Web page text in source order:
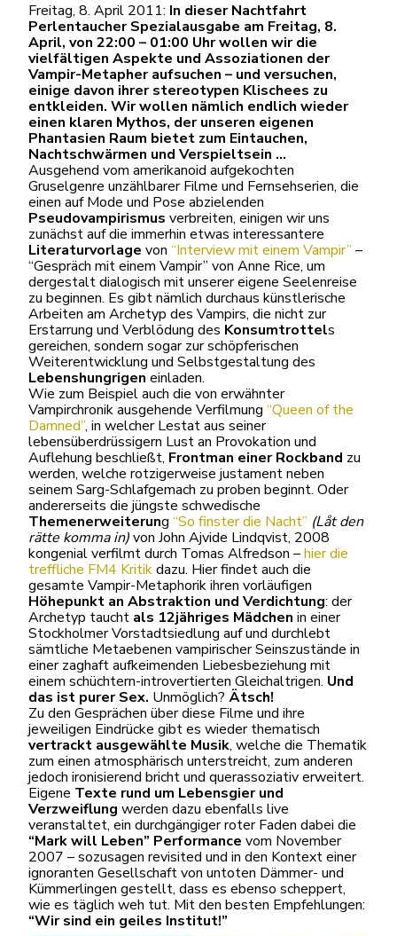
Freitag, 8. April 2011: In dieser Nachtfahrt
Perlentaucher Spezialausgabe am Freitag, 8.
April, von 22:00 – 01:00 Uhr wollen wir die
vielfältigen Aspekte und Assoziationen der
Vampir-Metapher aufsuchen – und versuchen,
einige davon ihrer stereotypen Klischees zu
entkleiden. Wir wollen nämlich endlich wieder
einen klaren Mythos, der unseren eigenen
Phantasien Raum bietet zum Eintauchen,
Nachtschwärmen und Verspieltsein …
Ausgehend vom amerikanoid aufgekochten
Gruselgenre unzählbarer Filme und Fernsehserien, die
einen auf Mode und Pose abzielenden
Pseudovampirismus verbreiten, einigen wir uns
zunächst auf die immerhin etwas interessantere
Literaturvorlage von “Interview mit einem Vampir” –
“Gespräch mit einem Vampir” von Anne Rice, um
dergestalt dialogisch mit unserer eigene Seelenreise
zu beginnen. Es gibt nämlich durchaus künstlerische
Arbeiten am Archetyp des Vampirs, die nicht zur
Erstarrung und Verblödung des Konsumtrottels
gereichen, sondern sogar zur schöpferischen
Weiterentwicklung und Selbstgestaltung des
Lebenshungrigen einladen.
Wie zum Beispiel auch die von erwähnter
Vampirchronik ausgehende Verfilmung “Queen of the
Damned”, in welcher Lestat aus seiner
lebensüberdrüssigern Lust an Provokation und
Auflehung beschließt, Frontman einer Rockband zu
werden, welche rotzigerweise justament neben
seinem Sarg-Schlafgemach zu proben beginnt. Oder
andererseits die jüngste schwedische
Themenerweiterung “So finster die Nacht” (Låt den
rätte komma in)von John Ajvide Lindqvist, 2008
kongenial verfilmt durch Tomas Alfredson –hier die
treffliche FM4 Kritikdazu. Hier findet auch die
gesamte Vampir-Metaphorik ihren vorläufigen
Höhepunkt an Abstraktion und Verdichtung: der
Archetyp taucht als 12jähriges Mädchen in einer
Stockholmer Vorstadtsiedlung auf und durchlebt
sämtliche Metaebenen vampirischer Seinszustände in
einer zaghaft aufkeimenden Liebesbeziehung mit
einem schüchtern-introvertierten Gleichaltrigen. Und
das ist purer Sex. Unmöglich? Ätsch!
Zu den Gesprächen über diese Filme und ihre
jeweiligen Eindrücke gibt es wieder thematisch
vertrackt ausgewählte Musik, welche die Thematik
zum einen atmosphärisch unterstreicht, zum anderen
jedoch ironisierend bricht und querassoziativ erweitert.
Eigene Texte rund um Lebensgier und
Verzweiflung werden dazu ebenfalls live
veranstaltet, ein durchgängiger roter Faden dabei die
“Mark will Leben” Performance vom November
2007 – sozusagen revisited und in den Kontext einer
ignoranten Gesellschaft von untoten Dämmer- und
Kümmerlingen gestellt, dass es ebenso scheppert,
wie es täglich weh tut. Mit den besten Empfehlungen:
“Wir sind ein geiles Institut!”